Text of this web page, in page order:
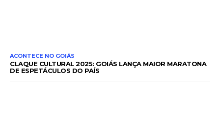
ACONTECE NO GOIÁS
CLAQUE CULTURAL 2025: GOIÁS LANÇA MAIOR MARATONA
DE ESPETÁCULOS DO PAÍS